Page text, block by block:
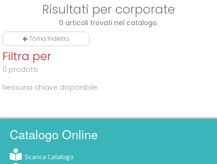
Risultati per corporate
0 articoli trovati nel catalogo.
Torna Indietro
Filtra per
0 prodotti
Nessuna chiave disponibile.
Catalogo Online
Scarica Catalogo